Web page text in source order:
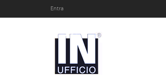
Entra